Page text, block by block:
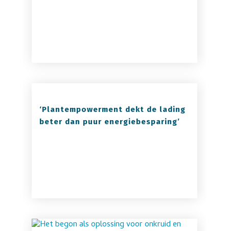
‘Plantempowerment dekt de lading
beter dan puur energiebesparing’